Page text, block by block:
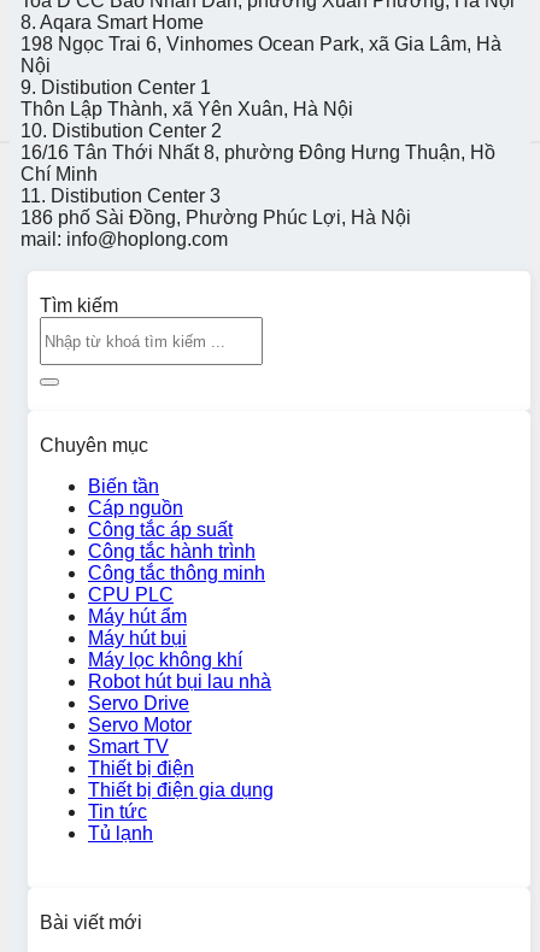
8. Aqara Smart Home
198 Ngọc Trai 6, Vinhomes Ocean Park, xã Gia Lâm, Hà
Nội
9. Distibution Center 1
Thôn Lập Thành, xã Yên Xuân, Hà Nội
10. Distibution Center 2
16/16 Tân Thới Nhất 8, phường Đông Hưng Thuận, Hồ
Chí Minh
11. Distibution Center 3
186 phố Sài Đồng, Phường Phúc Lợi, Hà Nội
mail: info@hoplong.com
Tìm kiếm
Chuyên mục
Biến tần
Cáp nguồn
Công tắc áp suất
Công tắc hành trình
Công tắc thông minh
CPU PLC
Máy hút ẩm
Máy hút bụi
Máy lọc không khí
Robot hút bụi lau nhà
Servo Drive
Servo Motor
Smart TV
Thiết bị điện
Thiết bị điện gia dụng
Tin tức
Tủ lạnh
Bài viết mới